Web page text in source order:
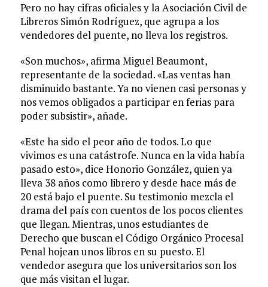
Pero no hay cifras oficiales y la Asociación Civil de
Libreros Simón Rodríguez, que agrupa a los
vendedores del puente, no lleva los registros.
«Son muchos», afirma Miguel Beaumont,
representante de la sociedad. «Las ventas han
disminuido bastante. Ya no vienen casi personas y
nos vemos obligados a participar en ferias para
poder subsistir», añade.
«Este ha sido el peor año de todos. Lo que
vivimos es una catástrofe. Nunca en la vida había
pasado esto», dice Honorio González, quien ya
lleva 38 años como librero y desde hace más de
20 está bajo el puente. Su testimonio mezcla el
drama del país con cuentos de los pocos clientes
que llegan. Mientras, unos estudiantes de
Derecho que buscan el Código Orgánico Procesal
Penal hojean unos libros en su puesto. El
vendedor asegura que los universitarios son los
que más visitan el lugar.